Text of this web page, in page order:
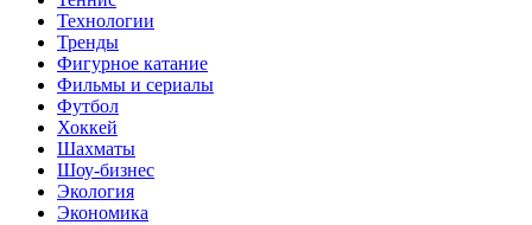
Технологии
Тренды
Фигурное катание
Фильмы и сериалы
Футбол
Хоккей
Шахматы
Шоу-бизнес
Экология
Экономика